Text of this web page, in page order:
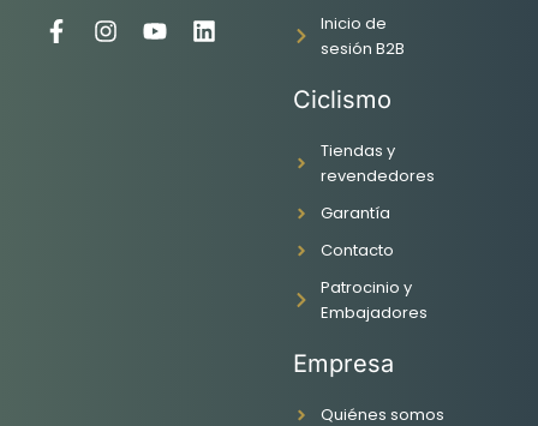
F
I
Y
L
Inicio de
sesión B2B
Ciclismo
Tiendas y
revendedores
Garantía
Contacto
Patrocinio y
Embajadores
Empresa
Quiénes somos